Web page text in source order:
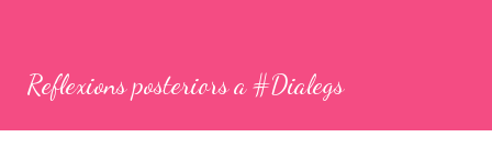
Reflexions posteriors a #Dialegs